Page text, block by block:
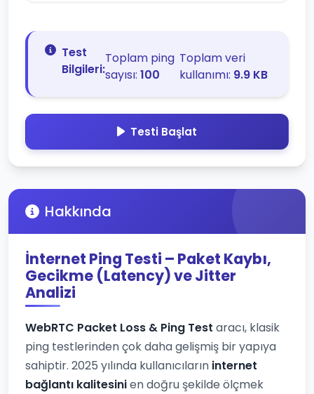
Test
Bilgileri:
Toplam ping
sayısı: 100
Toplam veri
kullanımı: 9.9 KB
Testi Başlat
Hakkında
İnternet Ping Testi – Paket Kaybı,
Gecikme (Latency) ve Jitter
Analizi
WebRTC Packet Loss & Ping Test aracı, klasik
ping testlerinden çok daha gelişmiş bir yapıya
sahiptir. 2025 yılında kullanıcıların internet
bağlantı kalitesinien doğru şekilde ölçmek